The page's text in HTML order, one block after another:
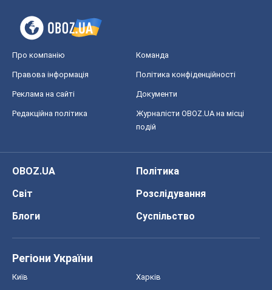
Про компанію Команда
Правова інформація Політика конфіденційності
Реклама на сайті Документи
Редакційна політика
Журналісти OBOZ.UA на місці
подій
OBOZ.UA
Політика
Світ
Розслідування
Блоги
Суспільство
Регіони України
Київ Харків